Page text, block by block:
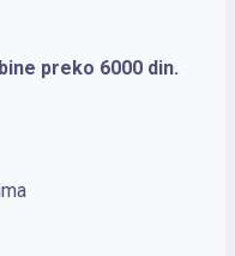
preko 6000 din.